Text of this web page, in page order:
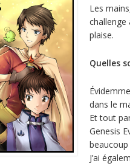
Les
challenge
plaise.
Quelles
dans le
Et tout
Genesis
beaucoup
J’ai